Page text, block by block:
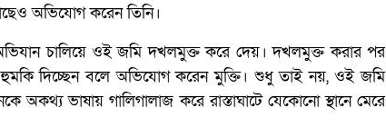
অভিযোগ করেন তিনি।
চালিয়ে ওই জমি দখলমুক্ত করে দেয়। দখলমুক্ত করার পর
হুমকি দিচ্ছেন বলে অভিযোগ করেন মুক্তি। শুধু তাই নয়, ওই জমি
অকথ্য ভাষায় গালিগালাজ করে রাস্তাঘাটে যেকোনো স্থানে মেরে